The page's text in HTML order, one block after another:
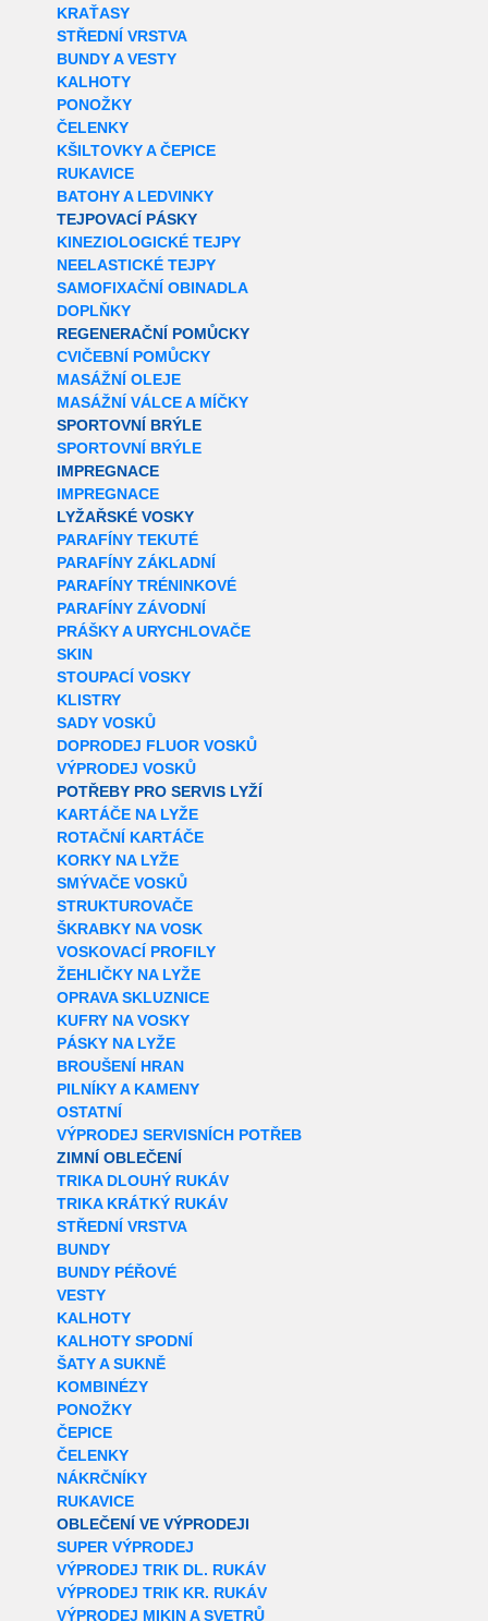
KRAŤASY
STŘEDNÍ VRSTVA
BUNDY A VESTY
KALHOTY
PONOŽKY
ČELENKY
KŠILTOVKY A ČEPICE
RUKAVICE
BATOHY A LEDVINKY
TEJPOVACÍ PÁSKY
KINEZIOLOGICKÉ TEJPY
NEELASTICKÉ TEJPY
SAMOFIXAČNÍ OBINADLA
DOPLŇKY
REGENERAČNÍ POMŮCKY
CVIČEBNÍ POMŮCKY
MASÁŽNÍ OLEJE
MASÁŽNÍ VÁLCE A MÍČKY
SPORTOVNÍ BRÝLE
SPORTOVNÍ BRÝLE
IMPREGNACE
IMPREGNACE
LYŽAŘSKÉ VOSKY
PARAFÍNY TEKUTÉ
PARAFÍNY ZÁKLADNÍ
PARAFÍNY TRÉNINKOVÉ
PARAFÍNY ZÁVODNÍ
PRÁŠKY A URYCHLOVAČE
SKIN
STOUPACÍ VOSKY
KLISTRY
SADY VOSKŮ
DOPRODEJ FLUOR VOSKŮ
VÝPRODEJ VOSKŮ
POTŘEBY PRO SERVIS LYŽÍ
KARTÁČE NA LYŽE
ROTAČNÍ KARTÁČE
KORKY NA LYŽE
SMÝVAČE VOSKŮ
STRUKTUROVAČE
ŠKRABKY NA VOSK
VOSKOVACÍ PROFILY
ŽEHLIČKY NA LYŽE
OPRAVA SKLUZNICE
KUFRY NA VOSKY
PÁSKY NA LYŽE
BROUŠENÍ HRAN
PILNÍKY A KAMENY
OSTATNÍ
VÝPRODEJ SERVISNÍCH POTŘEB
ZIMNÍ OBLEČENÍ
TRIKA DLOUHÝ RUKÁV
TRIKA KRÁTKÝ RUKÁV
STŘEDNÍ VRSTVA
BUNDY
BUNDY PÉŘOVÉ
VESTY
KALHOTY
KALHOTY SPODNÍ
ŠATY A SUKNĚ
KOMBINÉZY
PONOŽKY
ČEPICE
ČELENKY
NÁKRČNÍKY
RUKAVICE
OBLEČENÍ VE VÝPRODEJI
SUPER VÝPRODEJ
VÝPRODEJ TRIK DL. RUKÁV
VÝPRODEJ TRIK KR. RUKÁV
VÝPRODEJ MIKIN A SVETRŮ